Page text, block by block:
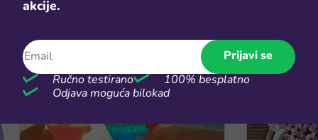
Sezonske rasprodaje
Vidi više
akcije.
Prijavi se
Ručno testirano
100% besplatno
Odjava moguća bilokad